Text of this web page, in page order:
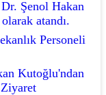
Şenol Hakan
atandı.
Personeli
Kutoğlu'ndan